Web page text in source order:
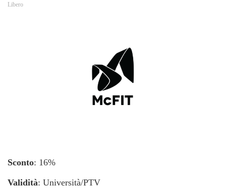
Libero
Sconto: 16%
Validità: Università/PTV